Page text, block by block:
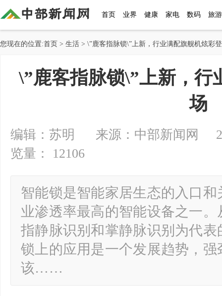
首页 业界 健康 家电 数码 旅游
您现在的位置:首页 > 生活 > \”鹿客指脉锁\”上新，行业满配旗舰机炫彩
\”鹿客指脉锁\”上新，行
场
编辑：苏明 来源：中部新闻网
览量： 12106
智能锁是智能家居生态的入口
业渗透率最高的智能设备之一
指静脉识别和掌静脉识别为代
锁上的应用是一个发展趋势，
该……